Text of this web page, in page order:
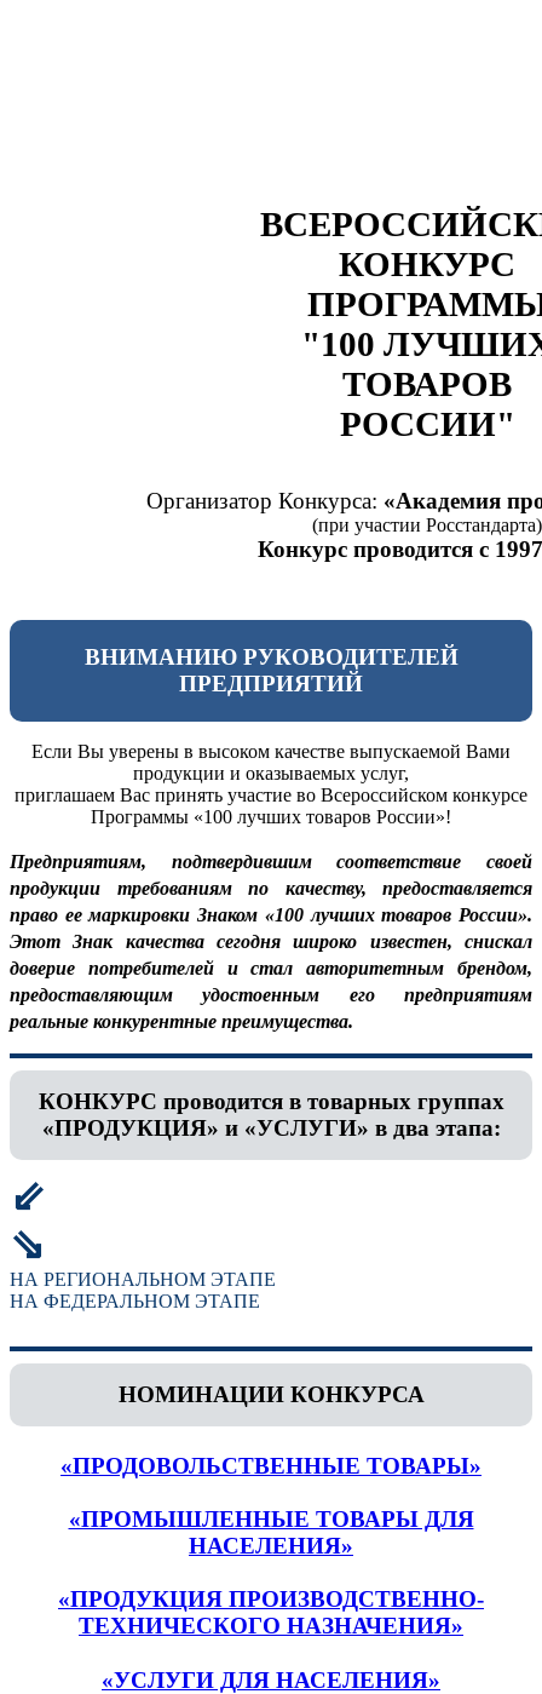
КОНКУРС
"100
ТОВАРОВ
РОССИИ"
Организатор Конкурса: «Академия
(при участии Росстандарта)
Конкурс проводится с
ВНИМАНИЮ РУКОВОДИТЕЛЕЙ
ПРЕДПРИЯТИЙ
Если Вы уверены в высоком качестве выпускаемой Вами
продукции и оказываемых услуг,
приглашаем Вас принять участие во Всероссийском конкурсе
Программы «100 лучших товаров России»!
Предприятиям, подтвердившим соответствие своей
продукции требованиям по качеству, предоставляется
право ее маркировки Знаком «100 лучших товаров России».
Этот Знак качества сегодня широко известен, снискал
доверие потребителей и стал авторитетным брендом,
предоставляющим удостоенным его предприятиям
реальные конкурентные преимущества.
КОНКУРС проводится в товарных группах
«ПРОДУКЦИЯ» и «УСЛУГИ» в два этапа:
⇙
⇘
НА РЕГИОНАЛЬНОМ ЭТАПЕ
НА ФЕДЕРАЛЬНОМ ЭТАПЕ
НОМИНАЦИИ КОНКУРСА
«ПРОДОВОЛЬСТВЕННЫЕ ТОВАРЫ»
«ПРОМЫШЛЕННЫЕ ТОВАРЫ ДЛЯ
НАСЕЛЕНИЯ»
«ПРОДУКЦИЯ ПРОИЗВОДСТВЕННО-
ТЕХНИЧЕСКОГО НАЗНАЧЕНИЯ»
«УСЛУГИ ДЛЯ НАСЕЛЕНИЯ»